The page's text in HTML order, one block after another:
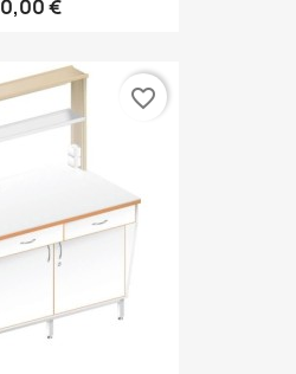
0,00 €
favorite_border